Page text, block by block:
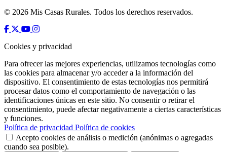
© 2026 Mis Casas Rurales. Todos los derechos reservados.
Cookies y privacidad
Para ofrecer las mejores experiencias, utilizamos tecnologías como
las cookies para almacenar y/o acceder a la información del
dispositivo. El consentimiento de estas tecnologías nos permitirá
procesar datos como el comportamiento de navegación o las
identificaciones únicas en este sitio. No consentir o retirar el
consentimiento, puede afectar negativamente a ciertas características
y funciones.
Política de privacidad Política de cookies
Acepto cookies de análisis o medición (anónimas o agregadas
cuando sea posible).